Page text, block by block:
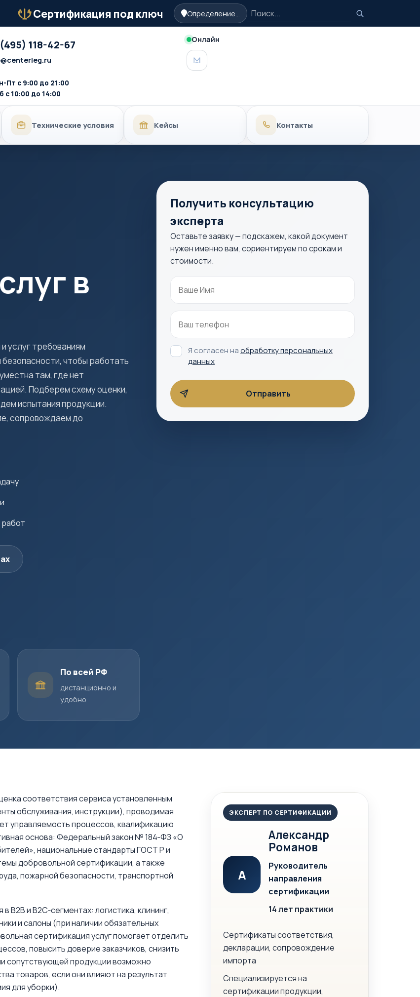
Бейдж
Сертификация под ключ Определение... Поиск
Поиск
118-42-67 Онлайн
MAX
Пт с 9:00 до 21:00
с 10:00 до 14:00
Технические условия Кейсы Контакты
в
услуг требованиям
чтобы работать
там, где нет
Подберем схему оценки,
испытания продукции.
сопровождаем до
По всей РФ
дистанционно и
удобно
Получить консультацию
эксперта
Оставьте заявку — подскажем, какой документ
нужен именно вам, сориентируем по срокам и
стоимости.
Я согласен наобработку персональных
данных
соответствия сервиса установленным
обслуживания, инструкции), проводимая
управляемость процессов, квалификацию
основа: Федеральный закон № 184‑ФЗ «О
национальные стандарты ГОСТ Р и
добровольной сертификации, а также
пожарной безопасности, транспортной
и B2C‑сегментах: логистика, клининг,
и салоны (при наличии обязательных
сертификация услуг помогает отделить
повысить доверие заказчиков, снизить
сопутствующей продукции возможно
товаров, если они влияют на результат
для уборки).
ЭКСПЕРТ ПО СЕРТИФИКАЦИИ
А
Александр
Романов
Руководитель
направления
сертификации
14 лет практики
Сертификаты соответствия,
декларации, сопровождение
импорта
Специализируется на
сертификации продукции,